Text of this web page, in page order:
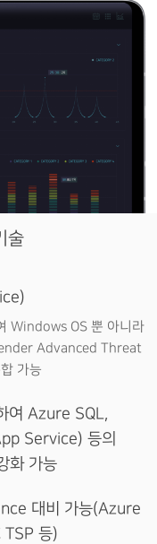
술
Windows OS 뿐 아니라
Advanced Threat
가능
Azure SQL,
Service) 등의
화 가능
대비 가능(Azure
TSP 등)